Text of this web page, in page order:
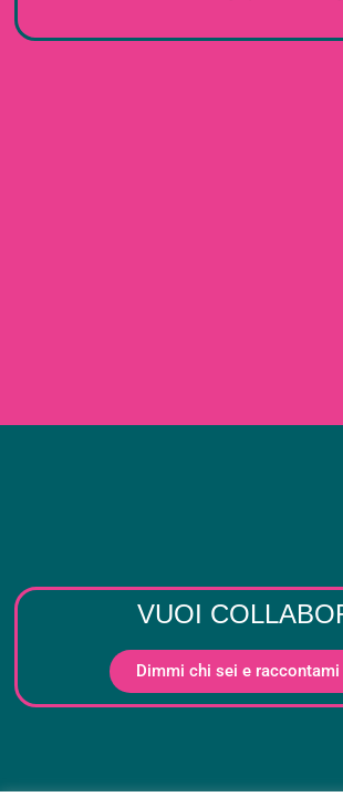
VUOI
Dimmi chi sei e raccontami